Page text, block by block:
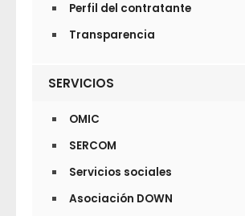
Perfil del contratante
Transparencia
SERVICIOS
OMIC
SERCOM
Servicios sociales
Asociación DOWN